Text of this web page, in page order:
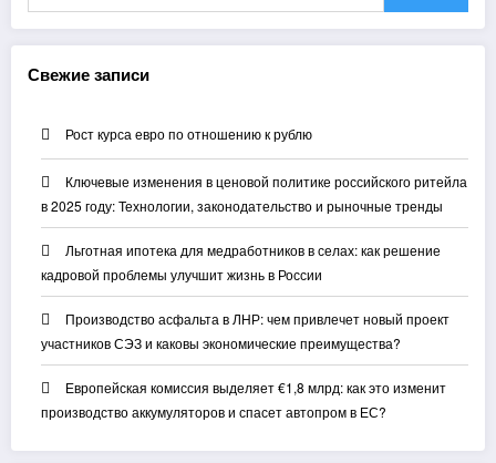
Свежие записи
Рост курса евро по отношению к рублю
Ключевые изменения в ценовой политике российского ритейла
в 2025 году: Технологии, законодательство и рыночные тренды
Льготная ипотека для медработников в селах: как решение
кадровой проблемы улучшит жизнь в России
Производство асфальта в ЛНР: чем привлечет новый проект
участников СЭЗ и каковы экономические преимущества?
Европейская комиссия выделяет €1,8 млрд: как это изменит
производство аккумуляторов и спасет автопром в ЕС?